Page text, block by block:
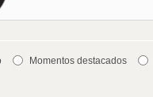
Momentos destacados